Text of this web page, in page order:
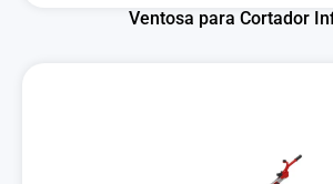
Ventosa para Cortador